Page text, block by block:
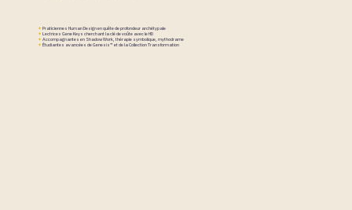
✦ Praticiennes Human Design en quête de profondeur archétypale
✦ Lectrices Gene Keys cherchant la clé de voûte avec le HD
✦ Accompagnantes en Shadow Work, thérapie symbolique, mythodrame
✦ Étudiantes avancées de Genesis™ et de la Collection Transformation